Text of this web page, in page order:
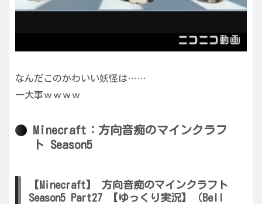
なんだこのかわいい妖怪は……
一大事ｗｗｗｗ
Minecraft：方向音痴のマインクラフ
ト Season5
【Minecraft】 方向音痴のマインクラフト
Season5 Part27 【ゆっくり実況】（Bell